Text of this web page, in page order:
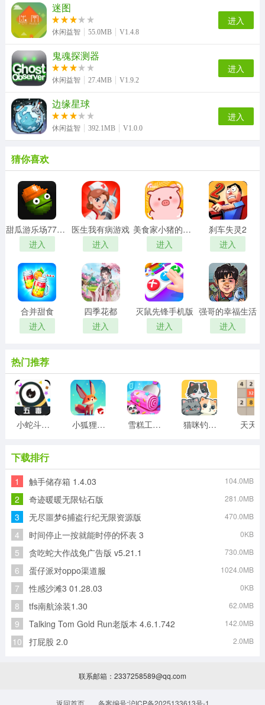
迷图
休闲益智 55.0MB V1.4.8
进入
鬼魂探测器
休闲益智 27.4MB V1.9.2
进入
边缘星球
休闲益智 392.1MB V1.0.0
进入
猜你喜欢
甜瓜游乐场7723自带模组汉化版
进入
医生我有病游戏
进入
美食家小猪的大冒险安卓版
进入
刹车失灵2
进入
合并甜食
进入
四季花都
进入
灭鼠先锋手机版
进入
强哥的幸福生活
进入
热门推荐
小蛇斗蜈蚣 小狐狸游戏 雪糕工厂游戏 猫咪钓鱼物语游戏 天天
下载排行
1 触手储存箱 1.4.03 104.0MB
2 奇迹暖暖无限钻石版 281.0MB
3 无尽噩梦6捕盗行纪无限资源版 470.0MB
4 时间停止一按就能时停的怀表 3 0KB
5 贪吃蛇大作战免广告版 v5.21.1 730.0MB
6 蛋仔派对oppo渠道服 1024.0MB
7 性感沙滩3 01.28.03 0KB
8 tfs南航涂装1.30 62.0MB
9 Talking Tom Gold Run老版本 4.6.1.742 142.0MB
10 打屁股 2.0 2.0MB
联系邮箱：2337258589@qq.com